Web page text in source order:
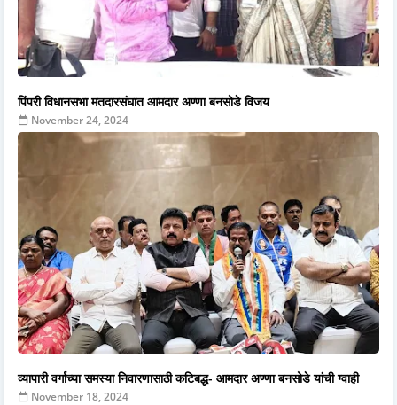
पिंपरी विधानसभा मतदारसंघात आमदार अण्णा बनसोडे विजय
November 24, 2024
व्यापारी वर्गाच्या समस्या निवारणासाठी कटिबद्ध- आमदार अण्णा बनसोडे यांची ग्वाही
November 18, 2024